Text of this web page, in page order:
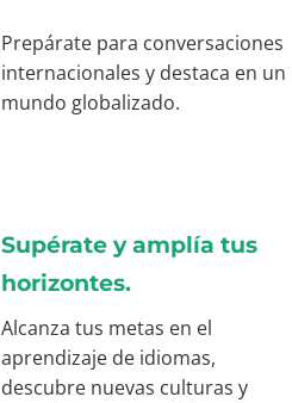
Prepárate para conversaciones
internacionales y destaca en un
mundo globalizado.
Supérate y amplía tus
horizontes.
Alcanza tus metas en el
aprendizaje de idiomas,
descubre nuevas culturas y